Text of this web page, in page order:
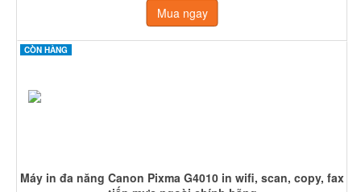
Mua ngay
CÒN HÀNG
Máy in đa năng Canon Pixma G4010 in wifi, scan, copy, fax